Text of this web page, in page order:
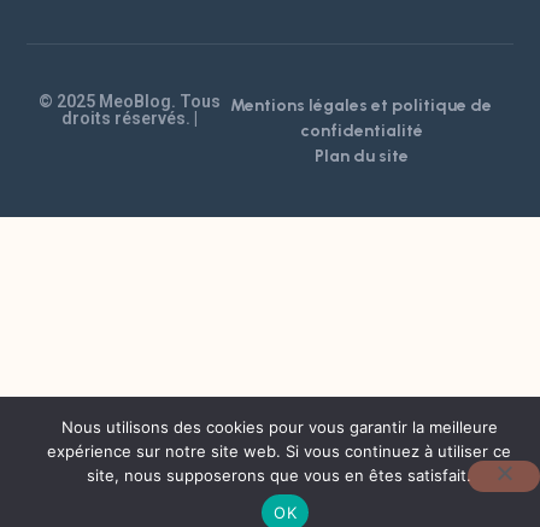
© 2025 MeoBlog. Tous
droits réservés. |
Mentions légales et politique de
confidentialité
Plan du site
Nous utilisons des cookies pour vous garantir la meilleure
expérience sur notre site web. Si vous continuez à utiliser ce
site, nous supposerons que vous en êtes satisfait.
OK